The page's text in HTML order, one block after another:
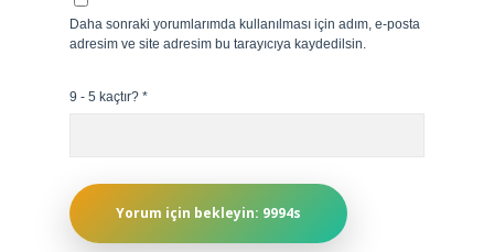
Daha sonraki yorumlarımda kullanılması için adım, e-posta
adresim ve site adresim bu tarayıcıya kaydedilsin.
9 - 5 kaçtır? *